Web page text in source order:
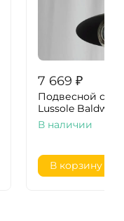
7 669 ₽
Подвесной
Lussole Baldwin
В наличии
В корзину